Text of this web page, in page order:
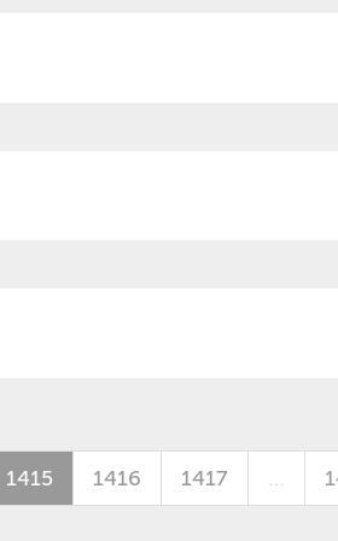
1415 1416 1417 …